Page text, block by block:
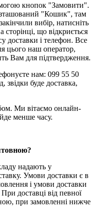
кнопок "Замовити".
"Кошик", там
вибір, натисніть
що відкриється
доставки і телефон. Все
цього наш оператор,
Вам для підтвердження.
нам: 099 55 50
звідки буде доставка,
Ми вітаємо онлайн-
менше часу.
надають у
Умови доставки є в
і умови доставки
доставці від певної
при замовленні нижче